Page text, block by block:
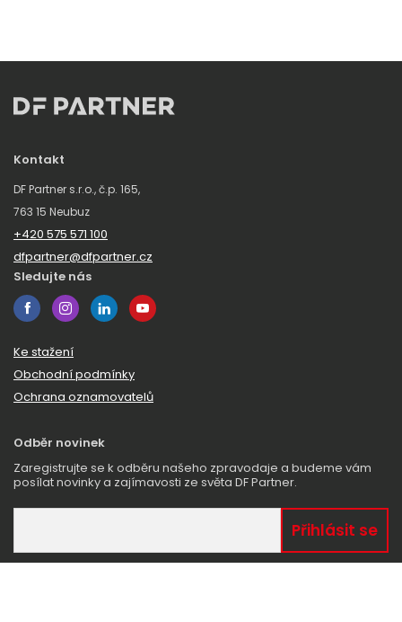
Kontakt
DF Partner s.r.o., č.p. 165,
763 15 Neubuz
+420 575 571 100
dfpartner@dfpartner.cz
Sledujte nás
Ke stažení
Obchodní podmínky
Ochrana oznamovatelů
Odběr novinek
Zaregistrujte se k odběru našeho zpravodaje a budeme vám
posílat novinky a zajímavosti ze světa DF Partner.